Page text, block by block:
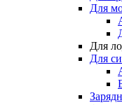
Для
Для
Для